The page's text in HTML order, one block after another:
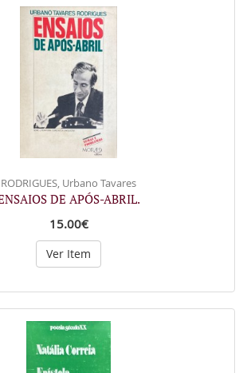
RODRIGUES, Urbano Tavares
DE APÓS-ABRIL.
15.00€
Ver Item